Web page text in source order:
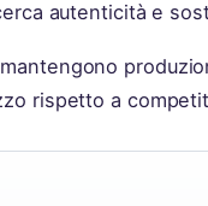
autenticità e
rispetto a